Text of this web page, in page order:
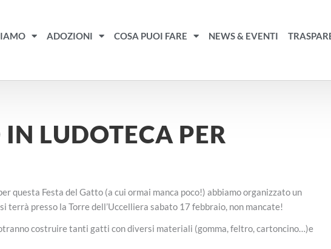
ADOZIONI COSA PUOI FARE NEWS & EVENTI
LUDOTECA PER
questa Festa del Gatto (a cui ormai manca poco!) abbiamo organizzato un
terrà presso la Torre dell’Uccelliera sabato 17 febbraio, non mancate!
costruire tanti gatti con diversi materiali (gomma, feltro, cartoncino…)e